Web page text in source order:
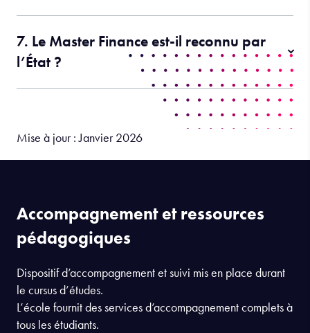
7. Le Master Finance est-il reconnu par
l’État ?
Mise à jour : Janvier 2026
Accompagnement et ressources
pédagogiques
Dispositif d’accompagnement et suivi mis en place durant
le cursus d’études.
L’école fournit des services d’accompagnement complets à
tous les étudiants.